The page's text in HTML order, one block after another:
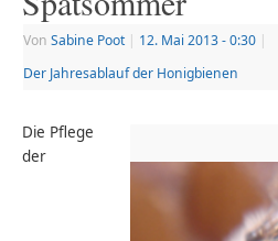
VonSabine Poot | 12. Mai 2013- 0:30 |
Der Jahresablauf der Honigbienen
Die Pflege
der